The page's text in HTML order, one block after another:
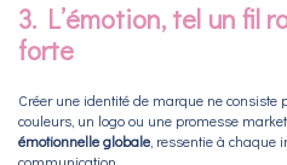
3. L’émotion, tel un fil
forte
Créer une identité de marque ne
couleurs, un logo ou une promesse
émotionnelle globale, ressentie à chaque